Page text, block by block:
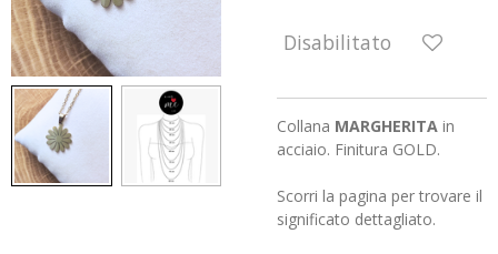
Disabilitato
Collana MARGHERITA in
acciaio. Finitura GOLD.
Scorri la pagina per trovare il
significato dettagliato.